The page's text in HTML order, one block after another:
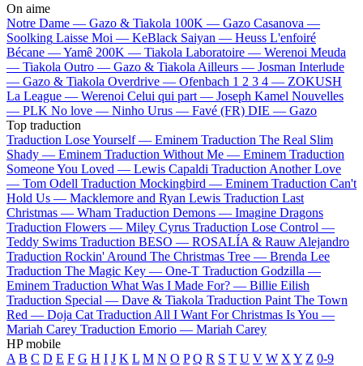
On aime
Notre Dame — Gazo & Tiakola 100K — Gazo Casanova —
Soolking Laisse Moi — KeBlack Saiyan — Heuss L'enfoiré
Bécane —Yamê 200K — Tiakola Laboratoire — Werenoi Meuda
— Tiakola Outro — Gazo & Tiakola Ailleurs — Josman Interlude
— Gazo & Tiakola Overdrive — Ofenbach 1 2 3 4 — ZOKUSH
La League — Werenoi Celui qui part — Joseph Kamel Nouvelles
— PLK No love — Ninho Urus — Favé (FR) DIE — Gazo
Top traduction
Traduction Lose Yourself — Eminem Traduction The Real Slim
Shady — Eminem Traduction Without Me — Eminem Traduction
Someone You Loved — Lewis Capaldi Traduction Another Love
— Tom Odell Traduction Mockingbird — Eminem Traduction Can't
Hold Us — Macklemore and Ryan Lewis Traduction Last
Christmas — Wham Traduction Demons — Imagine Dragons
Traduction Flowers — Miley Cyrus Traduction Lose Control —
Teddy Swims Traduction BESO — ROSALÍA & Rauw Alejandro
Traduction Rockin' Around The Christmas Tree — Brenda Lee
Traduction The Magic Key — One-T Traduction Godzilla —
Eminem Traduction What Was I Made For? — Billie Eilish
Traduction Special — Dave & Tiakola Traduction Paint The Town
Red — Doja Cat Traduction All I Want For Christmas Is You —
Mariah Carey Traduction Emorio — Mariah Carey
HP mobile
A B C D E F G H I J K L M N O P Q R S T U V W X Y Z 0-9